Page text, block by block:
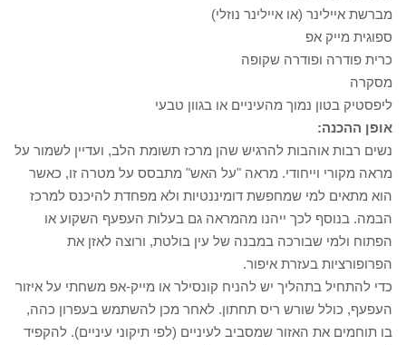
מברשת איילינר (או איילינר נוזלי)
ספוגית מייק אפ
כרית פודרה ופודרה שקופה
מסקרה
ליפסטיק בטון נמוך מהעיניים או בגוון טבעי
אופן ההכנה:
נשים רבות אוהבות להרגיש שהן מרכז תשומת הלב, ועדיין לשמור על
מראה מקורי וייחודי. מראה "על האש" מתבסס על מטרה זו, כאשר
הוא מתאים למי שמחפשת דומיננטיות ולא מפחדת להיכנס למרכז
הבמה. בנוסף לכך ייהנו מהמראה גם בעלות העפעף השקוע או
הפתוח ולמי שבורכה במבנה של עין בולטת, ורוצה לאזן את
הפרופורציות בעזרת איפור.
כדי להתחיל בתהליך יש להניח קונסילר או מייק-אפ משחתי על איזור
העפעף, כולל שורש ריס תחתון. לאחר מכן להשתמש בעפרון כהה,
בו תוחמים את האזור שמסביב לעיניים (לפי תיקוני עיניים). להקפיד